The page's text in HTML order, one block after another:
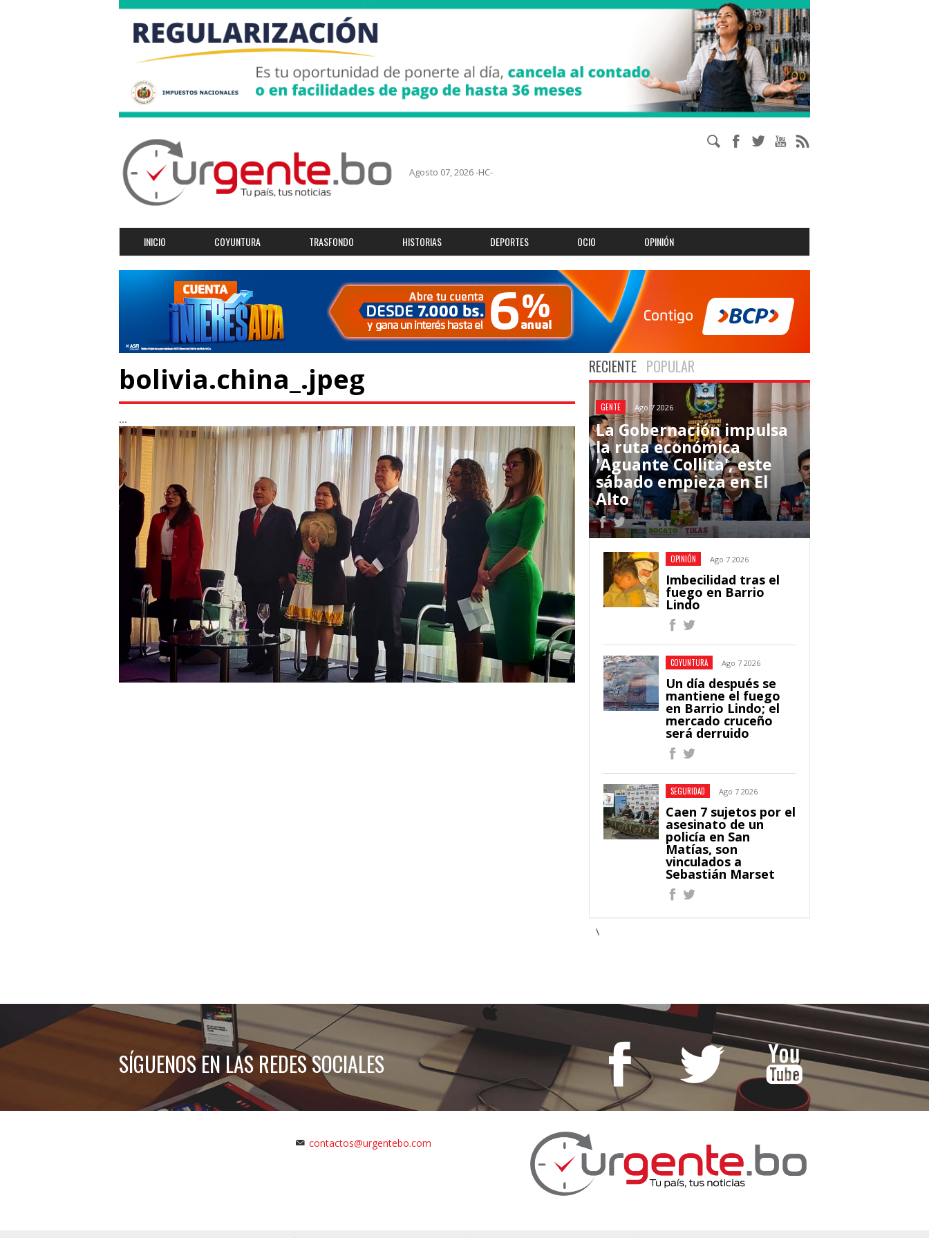
Agosto 07, 2026 -HC-
INICIO COYUNTURA TRASFONDO HISTORIAS DEPORTES OCIO OPINIÓN
bolivia.china_.jpeg
...
RECIENTE POPULAR
GENTE Ago 7 2026
La Gobernación impulsa
la ruta económica
'Aguante Collita', este
sábado empieza en El
Alto
OPINIÓN Ago 7 2026
Imbecilidad tras el
fuego en Barrio
Lindo
COYUNTURA Ago 7 2026
Un día después se
mantiene el fuego
en Barrio Lindo; el
mercado cruceño
será derruido
SEGURIDAD Ago 7 2026
Caen 7 sujetos por el
asesinato de un
policía en San
Matías, son
vinculados a
Sebastián Marset
\
SÍGUENOS EN LAS REDES SOCIALES
contactos@urgentebo.com